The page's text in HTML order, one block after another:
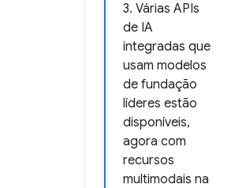
3. Várias APIs
de IA
integradas que
usam modelos
de fundação
líderes estão
disponíveis,
agora com
recursos
multimodais na